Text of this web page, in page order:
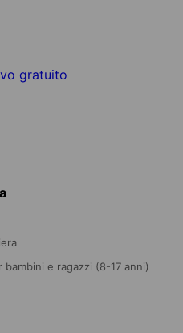
gratuito
bambini e ragazzi (8-17 anni)